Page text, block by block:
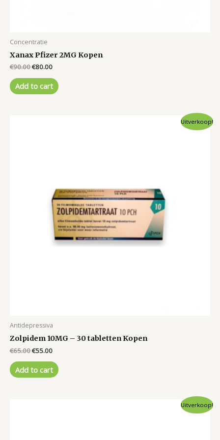
Concentratie
Xanax Pfizer 2MG Kopen
€90.00Original
was:
€90.00.
€80.00Current
is:
€80.00.
Add to cart
Uitverkoop!
Antidepressiva
Zolpidem 10MG – 30 tabletten Kopen
€65.00Original
was:
€65.00.
€55.00Current
is:
€55.00.
Add to cart
Uitverkoop!